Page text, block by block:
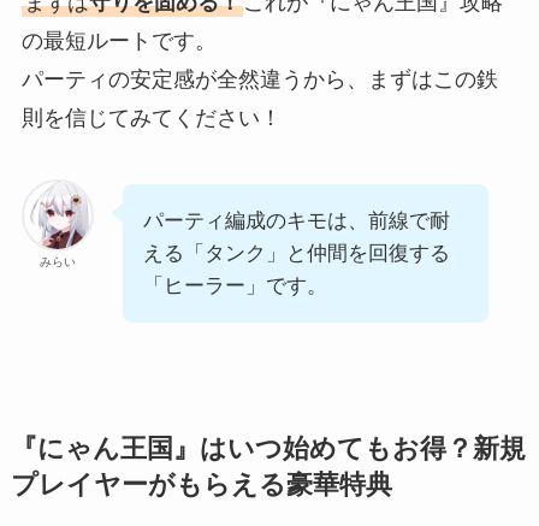
の最短ルートです。
パーティの安定感が全然違うから、まずはこの鉄
則を信じてみてください！
みらい
パーティ編成のキモは、前線で耐
える「タンク」と仲間を回復する
「ヒーラー」です。
『にゃん王国』はいつ始めてもお得？新規
プレイヤーがもらえる豪華特典